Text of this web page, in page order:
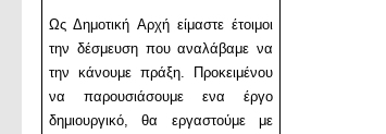
Ως Δημοτική Αρχή είμαστε έτοιμοι
την δέσμευση που αναλάβαμε να
την κάνουμε πράξη. Προκειμένου
να παρουσιάσουμε ενα έργο
δημιουργικό, θα εργαστούμε με